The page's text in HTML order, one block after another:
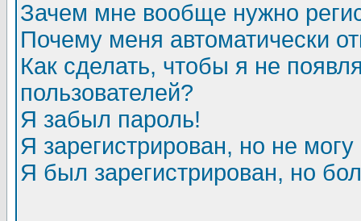
Зачем мне вообще нужно
Почему меня автоматически
Как сделать, чтобы я не
пользователей?
Я забыл пароль!
Я зарегистрирован, но не могу
Я был зарегистрирован, но